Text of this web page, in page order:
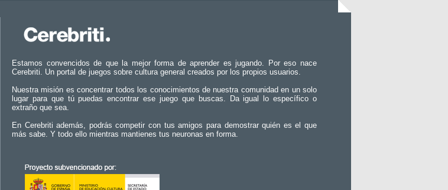
Estamos convencidos de que la mejor forma de aprender es jugando. Por eso nace
Cerebriti. Un portal de juegos sobre cultura general creados por los propios usuarios.
Nuestra misión es concentrar todos los conocimientos de nuestra comunidad en un solo
lugar para que tú puedas encontrar ese juego que buscas. Da igual lo específico o
extraño que sea.
En Cerebriti además, podrás competir con tus amigos para demostrar quién es el que
más sabe. Y todo ello mientras mantienes tus neuronas en forma.